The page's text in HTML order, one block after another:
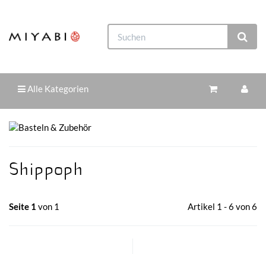
Alle Kategorien
Shippoph
Seite 1 von 1 Artikel 1 - 6 von 6